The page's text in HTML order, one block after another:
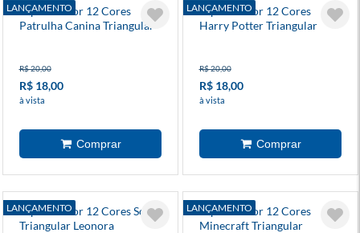
LANÇAMENTO
Lápis De Cor 12 Cores
Patrulha Canina Triangular
R$ 20,00
R$ 18,00
à vista
LANÇAMENTO
Lápis De Cor 12 Cores
Harry Potter Triangular
R$ 20,00
R$ 18,00
à vista
LANÇAMENTO
Lápis De Cor 12 Cores Sonic
Triangular Leonora
LANÇAMENTO
Lápis De Cor 12 Cores
Minecraft Triangular